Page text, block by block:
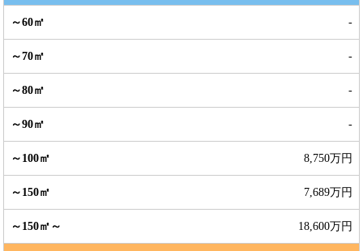
-
-
-
-
8,750万円
7,689万円
18,600万円